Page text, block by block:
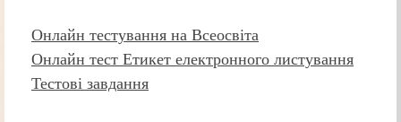
Онлайн тестування на Всеосвіта
Онлайн тест Етикет електронного листування
Тестові завдання